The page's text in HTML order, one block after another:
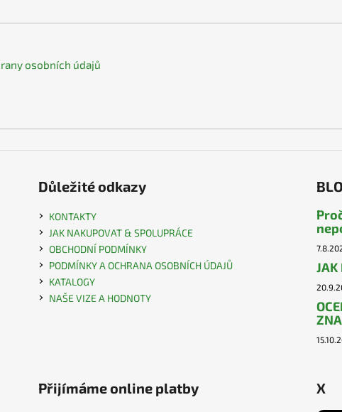
osobních údajů
Důležité odkazy
KONTAKTY
JAK NAKUPOVAT & SPOLUPRÁCE
OBCHODNÍ PODMÍNKY
PODMÍNKY A OCHRANA OSOBNÍCH ÚDAJŮ
KATALOGY
NAŠE VIZE A HODNOTY
JAK
Přijímáme online platby X